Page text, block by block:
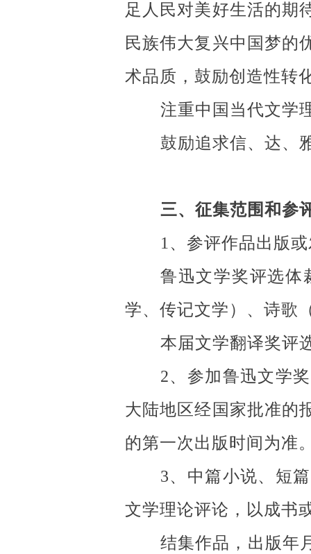
足人民对美好生活的期
民族伟大复兴中国梦的
术品质，鼓励创造性转
注重中国当代文学
鼓励追求信、达、
三、征集范围和参
1、参评作品出版
鲁迅文学奖评选体
学、传记文学）、诗歌
本届文学翻译奖评
2、参加鲁迅文学
大陆地区经国家批准的
的第一次出版时间为准
3、中篇小说、短
文学理论评论，以成书
结集作品，出版年